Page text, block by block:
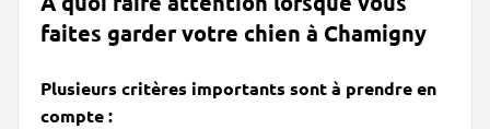
faites garder votre chien à Chamigny
Plusieurs critères importants sont à prendre en
compte :